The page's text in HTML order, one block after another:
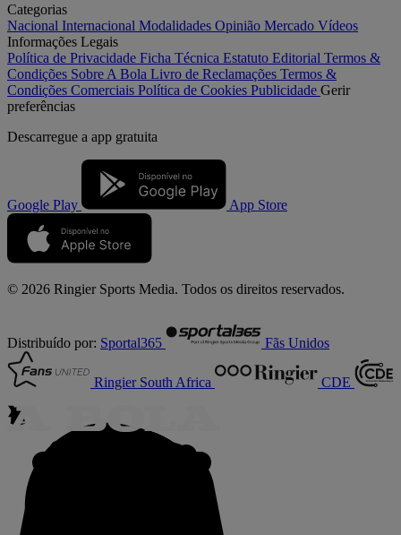
Categorias
Nacional Internacional Modalidades Opinião Mercado Vídeos
Informações Legais
Política de Privacidade Ficha Técnica Estatuto Editorial Termos &
Condições Sobre A Bola Livro de Reclamações Termos &
Condições Comerciais Política de Cookies Publicidade Gerir
preferências
Descarregue a app gratuita
Google Play App Store
© 2026 Ringier Sports Media. Todos os direitos reservados.
Distribuído por: Sportal365 Fãs Unidos
Ringier South Africa CDE